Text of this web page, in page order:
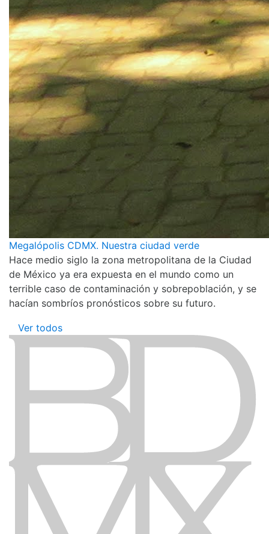
Megalópolis CDMX. Nuestra ciudad verde
Hace medio siglo la zona metropolitana de la Ciudad
de México ya era expuesta en el mundo como un
terrible caso de contaminación y sobrepoblación, y se
hacían sombríos pronósticos sobre su futuro.
Ver todos